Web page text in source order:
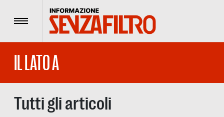
Menu
IL LATO A
Tutti gli articoli